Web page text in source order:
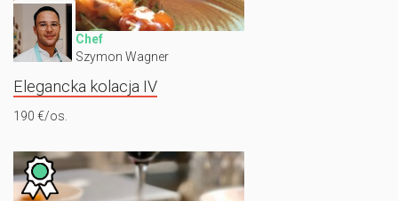
Chef
Szymon Wagner
Elegancka kolacja IV
190 €/os.